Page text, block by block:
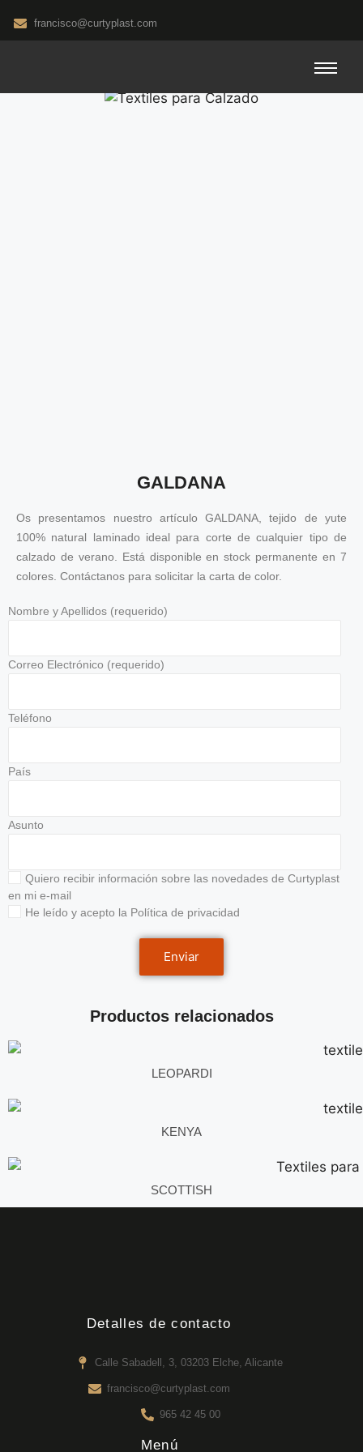
francisco@curtyplast.com
GALDANA
Nombre y Apellidos (requerido)
Correo Electrónico (requerido)
Teléfono
País
Asunto
Quiero recibir información sobre las novedades de Curtyplast
en mi e-mail
He leído y acepto la Política de privacidad
Os presentamos nuestro artículo GALDANA, tejido de yute
100% natural laminado ideal para corte de cualquier tipo de
calzado de verano. Está disponible en stock permanente en 7
colores. Contáctanos para solicitar la carta de color.
Productos relacionados
LEOPARDI
KENYA
SCOTTISH
Detalles de contacto
Calle Sabadell, 3, 03203 Elche, Alicante
francisco@curtyplast.com
965 42 45 00
Menú